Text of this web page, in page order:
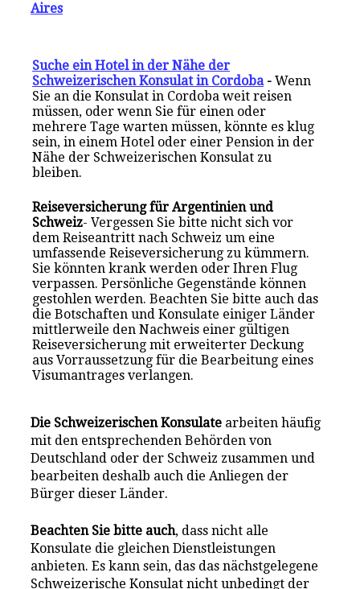
Aires
Suche ein Hotel in der Nähe der
Schweizerischen Konsulat in Cordoba-Wenn
Sie an die Konsulat in Cordoba weit reisen
müssen, oder wenn Sie für einen oder
mehrere Tage warten müssen, könnte es klug
sein, in einem Hotel oder einer Pension in der
Nähe der Schweizerischen Konsulat zu
bleiben.
Reiseversicherung für Argentinien und
Schweiz- Vergessen Sie bitte nicht sich vor
dem Reiseantritt nach Schweiz um eine
umfassende Reiseversicherung zu kümmern.
Sie könnten krank werden oder Ihren Flug
verpassen. Persönliche Gegenstände können
gestohlen werden. Beachten Sie bitte auch das
die Botschaften und Konsulate einiger Länder
mittlerweile den Nachweis einer gültigen
Reiseversicherung mit erweiterter Deckung
aus Vorraussetzung für die Bearbeitung eines
Visumantrages verlangen.
Die Schweizerischen Konsulate arbeiten häufig
mit den entsprechenden Behörden von
Deutschland oder der Schweiz zusammen und
bearbeiten deshalb auch die Anliegen der
Bürger dieser Länder.
Beachten Sie bitte auch, dass nicht alle
Konsulate die gleichen Dienstleistungen
anbieten. Es kann sein, das das nächstgelegene
Schweizerische Konsulat nicht unbedingt der